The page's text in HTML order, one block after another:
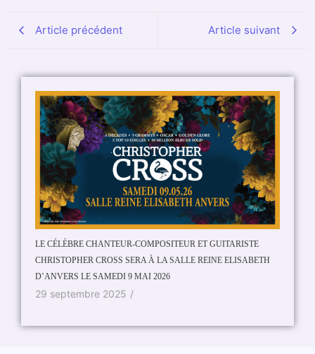
Article précédent Article suivant
LE CÉLÈBRE CHANTEUR-COMPOSITEUR ET GUITARISTE
CHRISTOPHER CROSS SERA À LA SALLE REINE ELISABETH
D’ANVERS LE SAMEDI 9 MAI 2026
29 septembre 2025 /